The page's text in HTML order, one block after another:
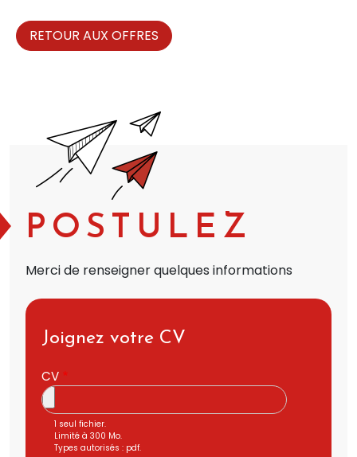
RETOUR AUX OFFRES
POSTULEZ
Merci de renseigner quelques informations
Joignez votre CV
CV
1 seul fichier.
Limité à 300 Mo.
Types autorisés : pdf.